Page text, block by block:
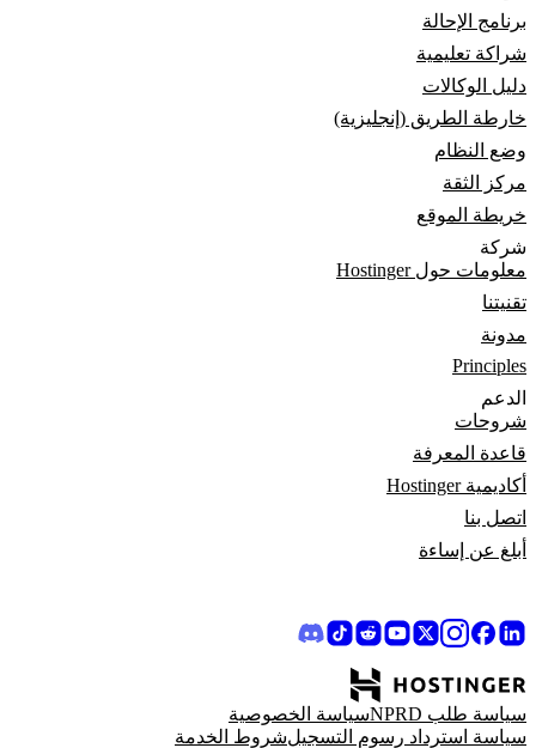
برنامج الإحالة
شراكة تعليمية
دليل الوكالات
خارطة الطريق (إنجليزية)
وضع النظام
مركز الثقة
خريطة الموقع
شركة
معلومات حول Hostinger
تقنيتنا
مدونة
Principles
الدعم
شروحات
قاعدة المعرفة
أكاديمية Hostinger
اتصل بنا
أبلغ عن إساءة
سياسة طلب NPRD
سياسة الخصوصية
سياسة استرداد رسوم التسجيلشروط الخدمة